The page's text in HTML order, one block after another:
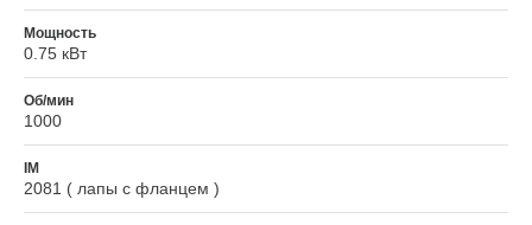
Мощность
0.75 кВт
Об/мин
1000
IM
2081 ( лапы с фланцем )